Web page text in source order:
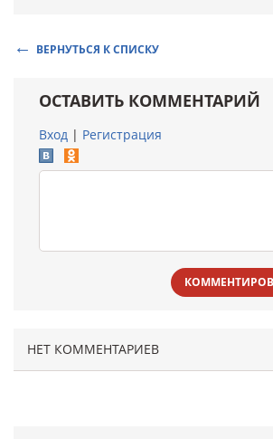
ВЕРНУТЬСЯ К СПИСКУ
ОСТАВИТЬ КОММЕНТАРИЙ
Вход | Регистрация
НЕТ КОММЕНТАРИЕВ